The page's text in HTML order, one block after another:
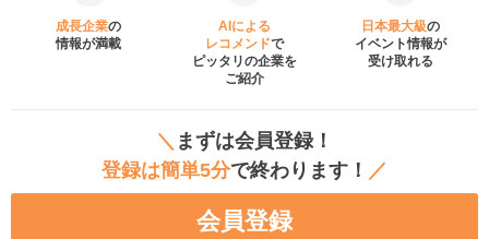
成長企業の
情報が満載
AIによる
レコメンドで
ピッタリの企業を
ご紹介
日本最大級の
イベント情報が
受け取れる
＼ まずは会員登録！
登録は簡単5分で終わります！ ／
会員登録